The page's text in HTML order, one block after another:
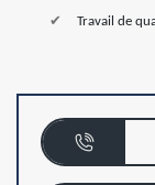
Travail de